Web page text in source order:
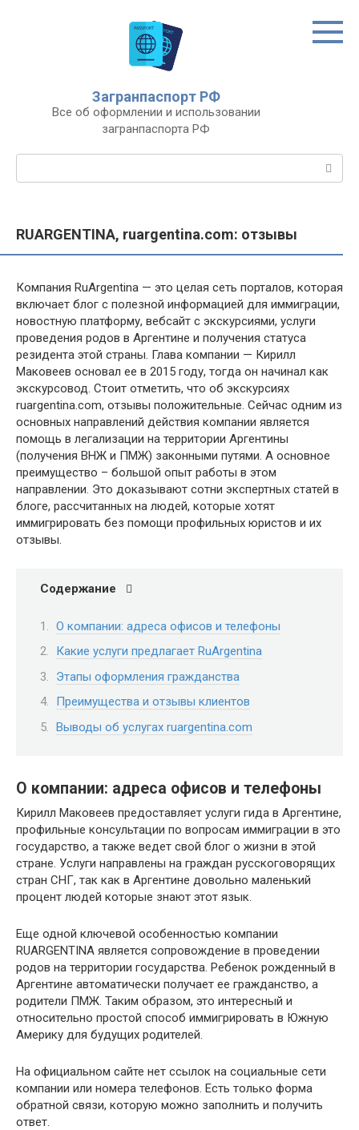
Загранпаспорт РФ
Все об оформлении и использовании
загранпаспорта РФ
Поиск:
RUARGENTINA, ruargentina.com: отзывы
Компания RuArgentina — это целая сеть порталов, которая
включает блог с полезной информацией для иммиграции,
новостную платформу, вебсайт с экскурсиями, услуги
проведения родов в Аргентине и получения статуса
резидента этой страны. Глава компании — Кирилл
Маковеев основал ее в 2015 году, тогда он начинал как
экскурсовод. Стоит отметить, что об экскурсиях
ruargentina.com, отзывы положительные. Сейчас одним из
основных направлений действия компании является
помощь в легализации на территории Аргентины
(получения ВНЖ и ПМЖ) законными путями. А основное
преимущество – большой опыт работы в этом
направлении. Это доказывают сотни экспертных статей в
блоге, рассчитанных на людей, которые хотят
иммигрировать без помощи профильных юристов и их
отзывы.
Содержание
О компании: адреса офисов и телефоны
Какие услуги предлагает RuArgentina
Этапы оформления гражданства
Преимущества и отзывы клиентов
Выводы об услугах ruargentina.com
О компании: адреса офисов и телефоны
Кирилл Маковеев предоставляет услуги гида в Аргентине,
профильные консультации по вопросам иммиграции в это
государство, а также ведет свой блог о жизни в этой
стране. Услуги направлены на граждан русскоговорящих
стран СНГ, так как в Аргентине довольно маленький
процент людей которые знают этот язык.
Еще одной ключевой особенностью компании
RUARGENTINA является сопровождение в проведении
родов на территории государства. Ребенок рожденный в
Аргентине автоматически получает ее гражданство, а
родители ПМЖ. Таким образом, это интересный и
относительно простой способ иммигрировать в Южную
Америку для будущих родителей.
На официальном сайте нет ссылок на социальные сети
компании или номера телефонов. Есть только форма
обратной связи, которую можно заполнить и получить
ответ.